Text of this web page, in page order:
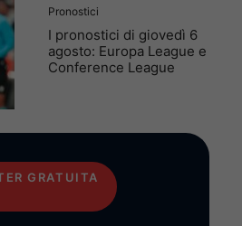
Pronostici
I pronostici di giovedì 6
agosto: Europa League e
Conference League
GRATUITA